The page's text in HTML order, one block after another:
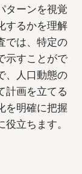
ターンを視覚
するかを理解
では、特定の
示すことがで
、人口動態の
計画を立てる
を明確に把握
立ちます。